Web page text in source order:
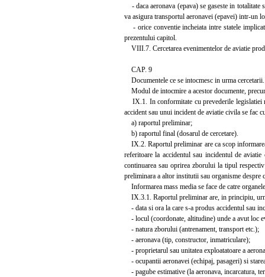
- daca aeronava (epava) se gaseste in totalitate
va asigura transportul aeronavei (epavei) intr-un
- orice conventie incheiata intre statele
prezentului capitol.
VIII.7. Cercetarea evenimentelor de aviatie
CAP. 9
Documentele ce se intocmesc in urma cercetarii.
Modul de intocmire a acestor documente,
IX.1. In conformitate cu prevederile legislatiei
accident sau unui incident de aviatie civila se fac
a) raportul preliminar;
b) raportul final (dosarul de cercetare).
IX.2. Raportul preliminar are ca scop
referitoare la accidentul sau incidentul de
continuarea sau oprirea zborului la tipul
preliminara a altor institutii sau organisme
Informarea mass media se face de catre
IX.3.1. Raportul preliminar are, in principiu,
- data si ora la care s-a produs accidentul sau
- locul (coordonate, altitudine) unde a avut loc
- natura zborului (antrenament, transport etc.);
- aeronava (tip, constructor, inmatriculare);
- proprietarul sau unitatea exploatatoare a
- ocupantii aeronavei (echipaj, pasageri) si
- pagube estimative (la aeronava, incarcatura,